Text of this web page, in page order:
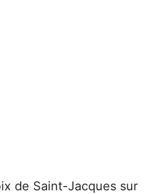
de Saint-Jacques sur